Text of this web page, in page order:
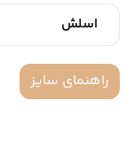
اسلش
راهنمای سایز